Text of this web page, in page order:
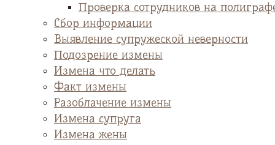
Проверка сотрудников на
Сбор информации
Выявление супружеской неверности
Подозрение измены
Измена что делать
Факт измены
Разоблачение измены
Измена супруга
Измена жены